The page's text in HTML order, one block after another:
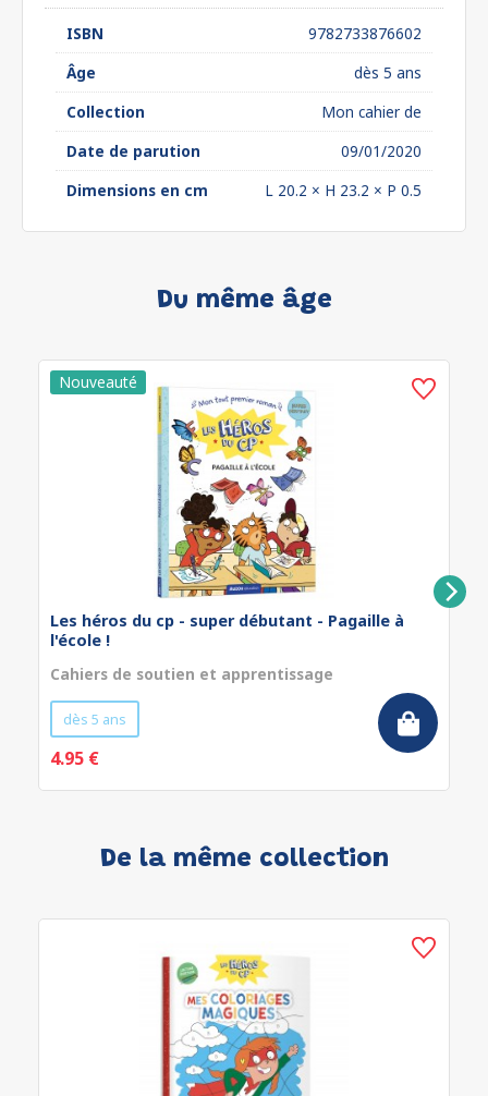
ISBN
9782733876602
Âge
dès 5 ans
Collection
Mon cahier de
Date de parution
09/01/2020
Dimensions en cm
L 20.2 × H 23.2 × P 0.5
Du même âge
Les héros du cp - super débutant - Pagaille à
l'école !
Cahiers de soutien et apprentissage
dès 5 ans
4.95 €
De la même collection